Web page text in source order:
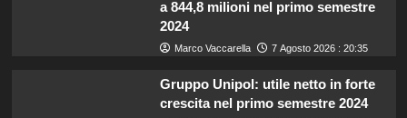
a 844,8 milioni nel primo semestre
2024
Marco Vaccarella 7 Agosto 2026 : 20:35
Gruppo Unipol: utile netto in forte
crescita nel primo semestre 2024